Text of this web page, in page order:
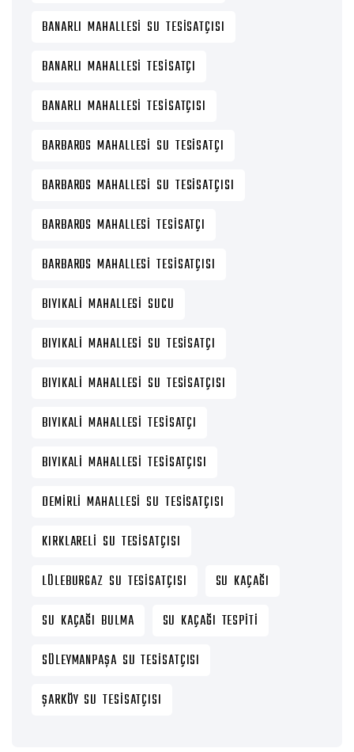
BANARLI MAHALLESI SU TESISATÇISI
BANARLI MAHALLESI TESISATÇI
BANARLI MAHALLESI TESISATÇISI
BARBAROS MAHALLESI SU TESISATÇI
BARBAROS MAHALLESI SU TESISATÇISI
BARBAROS MAHALLESI TESISATÇI
BARBAROS MAHALLESI TESISATÇISI
BIYIKALI MAHALLESI SUCU
BIYIKALI MAHALLESI SU TESISATÇI
BIYIKALI MAHALLESI SU TESISATÇISI
BIYIKALI MAHALLESI TESISATÇI
BIYIKALI MAHALLESI TESISATÇISI
DEMIRLI MAHALLESI SU TESISATÇISI
KIRKLARELI SU TESISATÇISI
LÜLEBURGAZ SU TESISATÇISI
SU KAÇAĞI
SU KAÇAĞI BULMA
SU KAÇAĞI TESPITI
SÜLEYMANPAŞA SU TESISATÇISI
ŞARKÖY SU TESISATÇISI